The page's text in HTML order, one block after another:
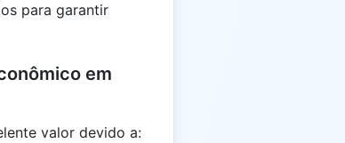
para garantir
em
valor devido a: